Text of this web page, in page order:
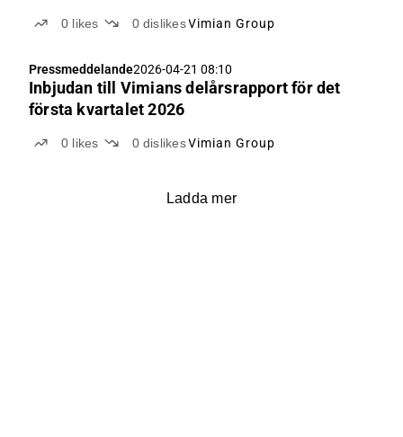
0 likes 0 dislikes Vimian Group
Pressmeddelande2026-04-21 08:10
Inbjudan till Vimians delårsrapport för det
första kvartalet 2026
0 likes 0 dislikes Vimian Group
Ladda mer